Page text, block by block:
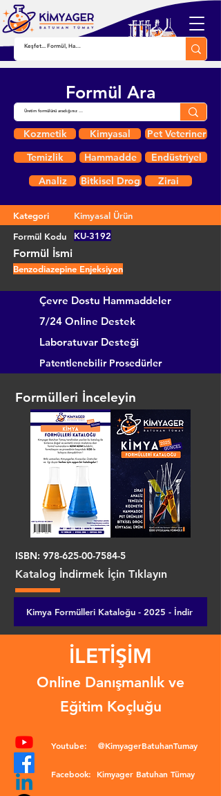
Formül Ara
Kozmetik Kimyasal
Pet Veteriner
Temizlik
Hammadde
Endüstriyel
Analiz
Bitkisel Drog Zirai
Kategori
Kimyasal Ürün
Formül Kodu
KU-3192
Formül İsmi
Benzodiazepine Enjeksiyon
Çevre Dostu Hammaddeler
7/24 Online Destek
Laboratuvar Desteği
Patentlenebilir Prosedürler
Formülleri İnceleyin
ISBN: 978-625-00-7584-5
Katalog İndirmek İçin Tıklayın
Kimya Formülleri Kataloğu - 2025 - İndir
İLETİŞİM
Online Danışmanlık ve
Eğitim Koçluğu
Youtube: @KimyagerBatuhanTumay
Facebook: Kimyager Batuhan Tümay